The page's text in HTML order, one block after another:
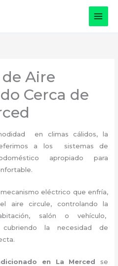
Aire
Cerca de
en climas cálidos, la
a los sistemas de
apropiado para
eléctrico que enfría,
aire circule, controlando la
salón o vehículo,
la necesidad de
en La Merced se